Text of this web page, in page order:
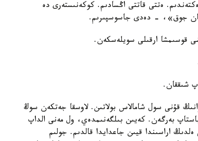
ەتتى قاتتى اڭسادىم. كوكەنىستەرى دە
جوق»، - دەدى جاسوسپىرىم.
قوسىمشا ارقىلى سويلەسكەن.
200 يۋان بەردى. ول 32 دوللار. ۆيزانىڭ قۇنى سول شامالاس بولاتىن. لاوسقا جەتكەن سوڭ
ۆاليۋتاسىنا ايىرباستاپ بەرگەن. كەيىن بىلگەنىمدەي، ول مەنى الداپ
ەكى ەلدىڭ اراسىندا قيىن جاعدايدا قالدىم. جولىم